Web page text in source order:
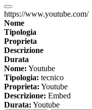
https://www.youtube.com/
Nome
Tipologia
Proprieta
Descrizione
Durata
Nome: Youtube
Tipologia: tecnico
Proprieta: Youtube
Descrizione: Embed
Durata: Youtube